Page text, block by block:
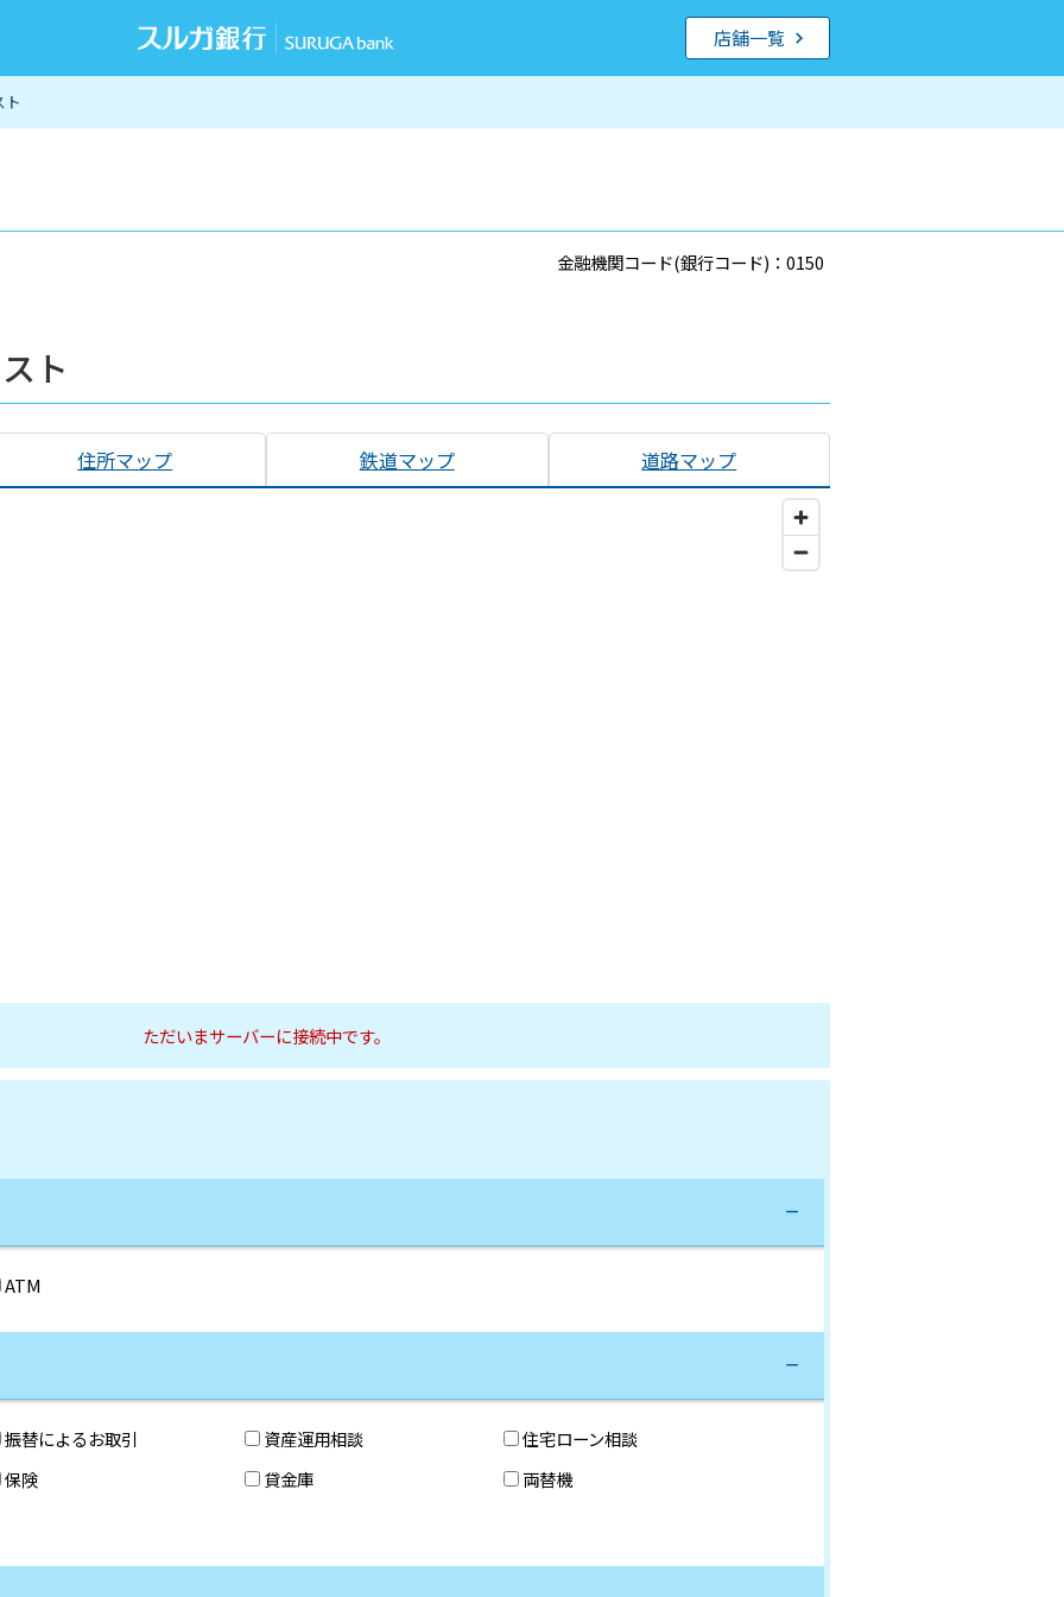
ト
店舗一覧
金融機関コード(銀行コード)：0150
ト
住所マップ 鉄道マップ 道路マップ
ただいまサーバーに接続中です。
ATM
振替によるお取引 資産運用相談
住宅ローン相談
保険 貸金庫
両替機